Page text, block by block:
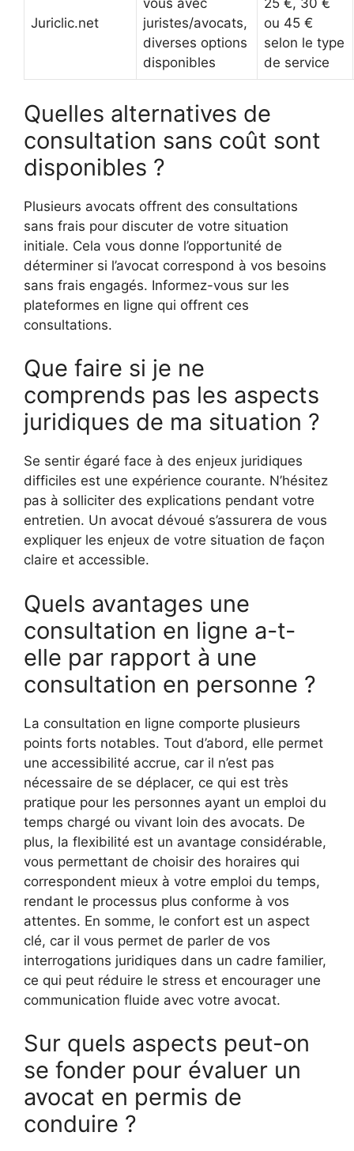
Juriclic.net
vous avec
juristes/avocats,
diverses options
disponibles
25 €, 30 €
ou 45 €
selon le type
de service
Quelles alternatives de
consultation sans coût sont
disponibles ?
Plusieurs avocats offrent des consultations
sans frais pour discuter de votre situation
initiale. Cela vous donne l’opportunité de
déterminer si l’avocat correspond à vos besoins
sans frais engagés. Informez-vous sur les
plateformes en ligne qui offrent ces
consultations.
Que faire si je ne
comprends pas les aspects
juridiques de ma situation ?
Se sentir égaré face à des enjeux juridiques
difficiles est une expérience courante. N’hésitez
pas à solliciter des explications pendant votre
entretien. Un avocat dévoué s’assurera de vous
expliquer les enjeux de votre situation de façon
claire et accessible.
Quels avantages une
consultation en ligne a-t-
elle par rapport à une
consultation en personne ?
La consultation en ligne comporte plusieurs
points forts notables. Tout d’abord, elle permet
une accessibilité accrue, car il n’est pas
nécessaire de se déplacer, ce qui est très
pratique pour les personnes ayant un emploi du
temps chargé ou vivant loin des avocats. De
plus, la flexibilité est un avantage considérable,
vous permettant de choisir des horaires qui
correspondent mieux à votre emploi du temps,
rendant le processus plus conforme à vos
attentes. En somme, le confort est un aspect
clé, car il vous permet de parler de vos
interrogations juridiques dans un cadre familier,
ce qui peut réduire le stress et encourager une
communication fluide avec votre avocat.
Sur quels aspects peut-on
se fonder pour évaluer un
avocat en permis de
conduire ?